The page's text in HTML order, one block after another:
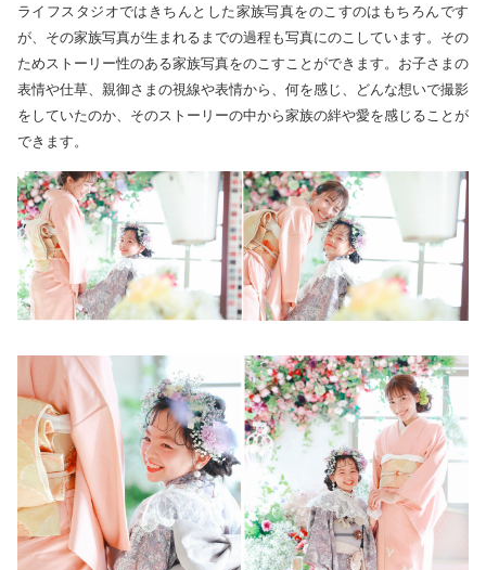
ライフスタジオではきちんとした家族写真をのこすのはもちろんです
が、その家族写真が生まれるまでの過程も写真にのこしています。その
ためストーリー性のある家族写真をのこすことができます。お子さまの
表情や仕草、親御さまの視線や表情から、何を感じ、どんな想いで撮影
をしていたのか、そのストーリーの中から家族の絆や愛を感じることが
できます。